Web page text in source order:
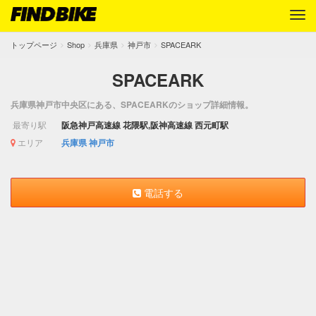
トップページ Shop 兵庫県 神戸市 SPACEARK
SPACEARK
兵庫県神戸市中央区にある、SPACEARKのショップ詳細情報。
最寄り駅 阪急神戸高速線 花隈駅,阪神高速線 西元町駅
エリア 兵庫県神戸市
電話する